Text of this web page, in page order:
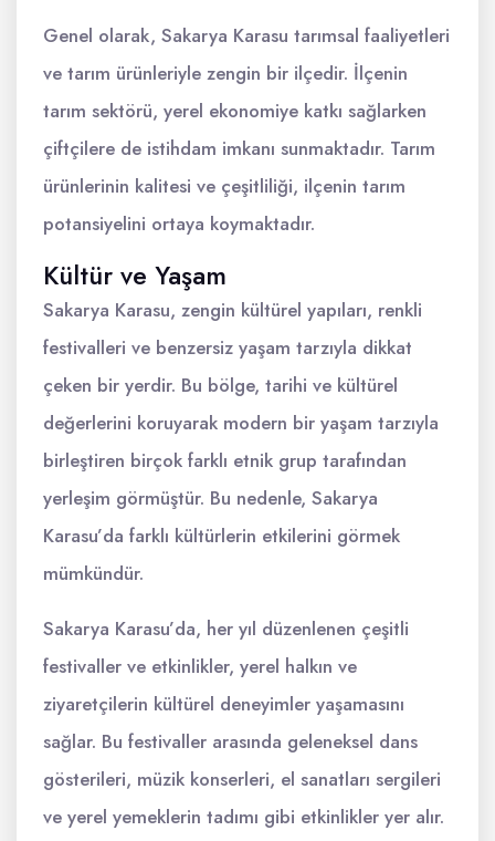
Genel olarak, Sakarya Karasu tarımsal faaliyetleri
ve tarım ürünleriyle zengin bir ilçedir. İlçenin
tarım sektörü, yerel ekonomiye katkı sağlarken
çiftçilere de istihdam imkanı sunmaktadır. Tarım
ürünlerinin kalitesi ve çeşitliliği, ilçenin tarım
potansiyelini ortaya koymaktadır.
Kültür ve Yaşam
Sakarya Karasu, zengin kültürel yapıları, renkli
festivalleri ve benzersiz yaşam tarzıyla dikkat
çeken bir yerdir. Bu bölge, tarihi ve kültürel
değerlerini koruyarak modern bir yaşam tarzıyla
birleştiren birçok farklı etnik grup tarafından
yerleşim görmüştür. Bu nedenle, Sakarya
Karasu’da farklı kültürlerin etkilerini görmek
mümkündür.
Sakarya Karasu’da, her yıl düzenlenen çeşitli
festivaller ve etkinlikler, yerel halkın ve
ziyaretçilerin kültürel deneyimler yaşamasını
sağlar. Bu festivaller arasında geleneksel dans
gösterileri, müzik konserleri, el sanatları sergileri
ve yerel yemeklerin tadımı gibi etkinlikler yer alır.